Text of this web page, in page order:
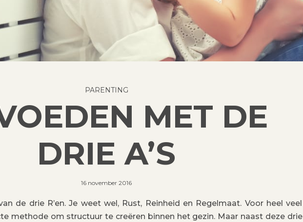
PARENTING
MET DE
DRIE A’S
16 november 2016
de drie R’en. Je weet wel, Rust, Reinheid en Regelmaat. Voor heel veel
methode om structuur te creëren binnen het gezin. Maar naast deze drie